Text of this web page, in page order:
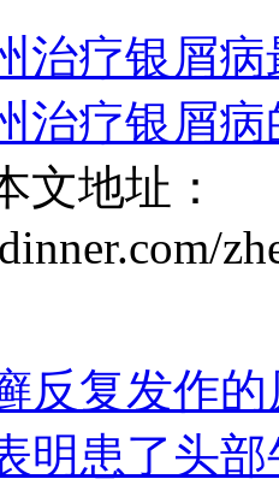
治疗银屑
治疗银屑
文地址：
反复发作的
明患了头